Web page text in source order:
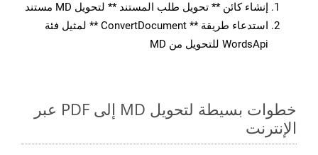
إنشاء كائن ** تحويل طلب المستند ** لتحويل MD مستند
استدعاء طريقة ** ConvertDocument ** لمثيل فئة
WordsApi للتحويل من MD
خطوات بسيطة لتحويل MD إلى PDF عبر
الإنترنت